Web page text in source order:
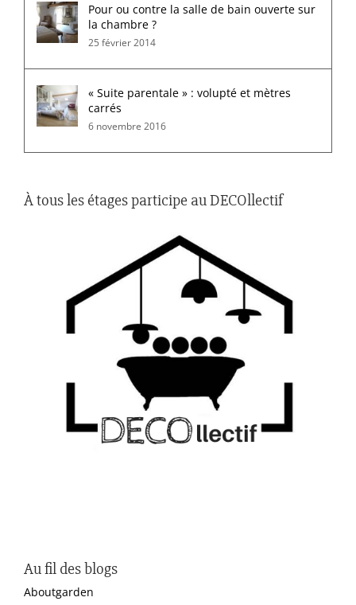
Pour ou contre la salle de bain ouverte sur
la chambre ?
25 février 2014
« Suite parentale » : volupté et mètres
carrés
6 novembre 2016
À tous les étages participe au DECOllectif
Au fil des blogs
Aboutgarden